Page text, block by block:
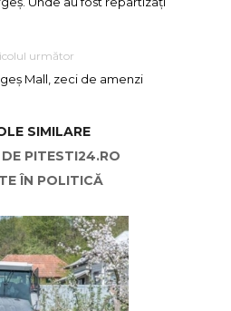
următor
Mall, zeci de amenzi
SIMILARE
PITESTI24.RO
ÎN POLITICĂ